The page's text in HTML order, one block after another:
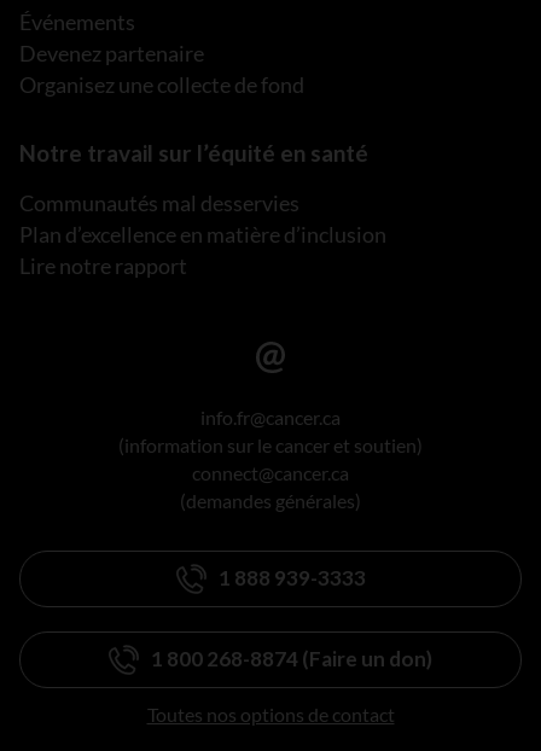
Événements
Devenez partenaire
Organisez une collecte de fond
Notre travail sur l’équité en santé
Communautés mal desservies
Plan d’excellence en matière d’inclusion
Lire notre rapport
info.fr@cancer.ca
(information sur le cancer et soutien)
connect@cancer.ca
(demandes générales)
1 888 939-3333
1 800 268-8874 (Faire un don)
Toutes nos options de contact